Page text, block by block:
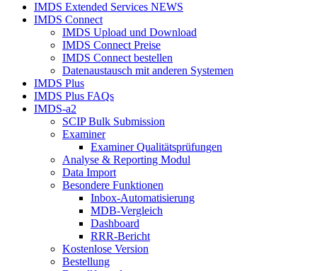
IMDS Extended Services NEWS
IMDS Connect
IMDS Upload und Download
IMDS Connect Preise
IMDS Connect bestellen
Datenaustausch mit anderen Systemen
IMDS Plus
IMDS Plus FAQs
IMDS-a2
SCIP Bulk Submission
Examiner
Examiner Qualitätsprüfungen
Analyse & Reporting Modul
Data Import
Besondere Funktionen
Inbox-Automatisierung
MDB-Vergleich
Dashboard
RRR-Bericht
Kostenlose Version
Bestellung